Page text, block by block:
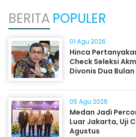
BERITA POPULER
01 Agu 2026
Hinca
Check Seleksi
Divonis Dua
05 Agu 2026
Medan Jadi
Luar Jakarta, Uji
Agustus